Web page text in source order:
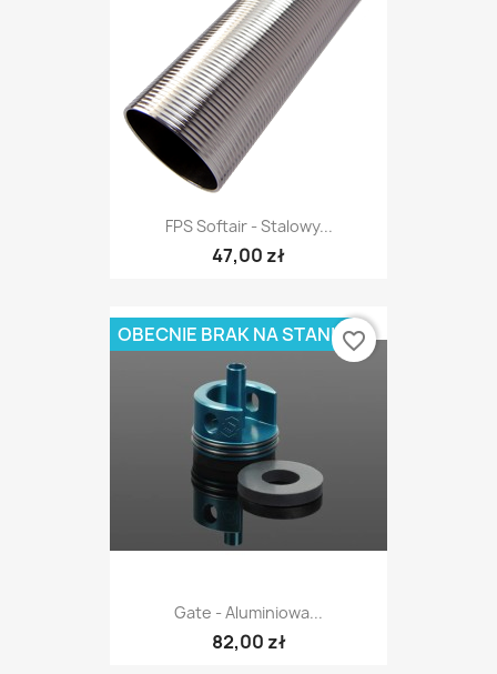
FPS Softair - Stalowy...
47,00 zł
Gate - Aluminiowa...
82,00 zł
OBECNIE BRAK NA STANIEfavorite_border